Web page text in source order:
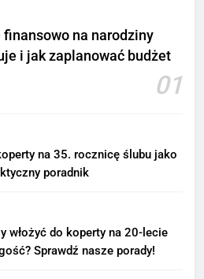
na narodziny
i jak zaplanować budżet
01
na 35. rocznicę ślubu jako
poradnik
włożyć do koperty na 20-lecie
Sprawdź nasze porady!
zarabia podolog: poznajmy